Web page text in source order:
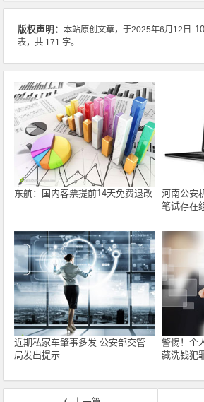
版权声明：本站原创文章，于2025年6月12日
表，共 171 字。
东航：国内客票提前14天免费退改
河南公安
笔试存在
近期私家车肇事多发 公安部交管
局发出提示
警惕！个
藏洗钱犯